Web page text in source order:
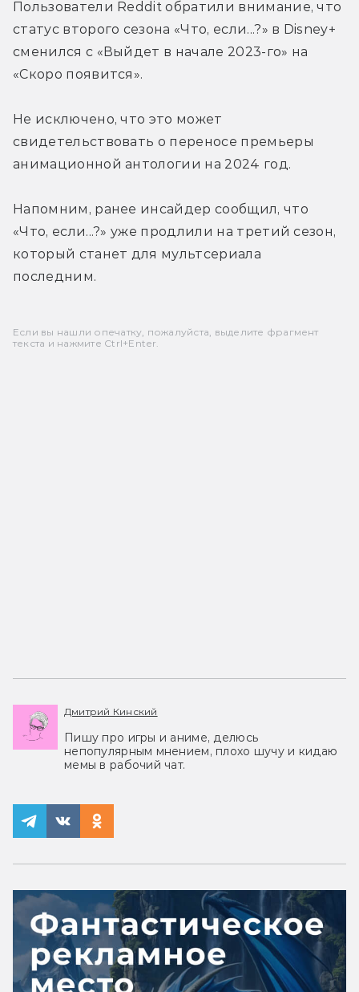
Пользователи Reddit обратили внимание, что
статус второго сезона «Что, если...?» в Disney+
сменился с «Выйдет в начале 2023-го» на
«Скоро появится».
Не исключено, что это может
свидетельствовать о переносе премьеры
анимационной антологии на 2024 год.
Напомним, ранее инсайдер сообщил, что
«Что, если...?» уже продлили на третий сезон,
который станет для мультсериала
последним.
Если вы нашли опечатку, пожалуйста, выделите фрагмент
текста и нажмите Ctrl+Enter.
Дмитрий Кинский
Пишу про игры и аниме, делюсь
непопулярным мнением, плохо шучу и кидаю
мемы в рабочий чат.